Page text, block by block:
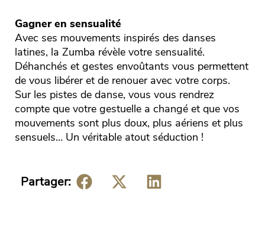
Gagner en sensualité
Avec ses mouvements inspirés des danses
latines, la Zumba révèle votre sensualité.
Déhanchés et gestes envoûtants vous permettent
de vous libérer et de renouer avec votre corps.
Sur les pistes de danse, vous vous rendrez
compte que votre gestuelle a changé et que vos
mouvements sont plus doux, plus aériens et plus
sensuels… Un véritable atout séduction !
Partager: